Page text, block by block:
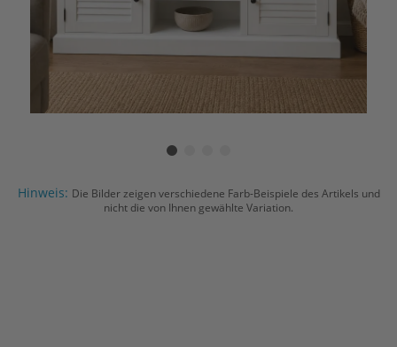
Hinweis: Die Bilder zeigen verschiedene Farb-Beispiele des Artikels und
nicht die von Ihnen gewählte Variation.